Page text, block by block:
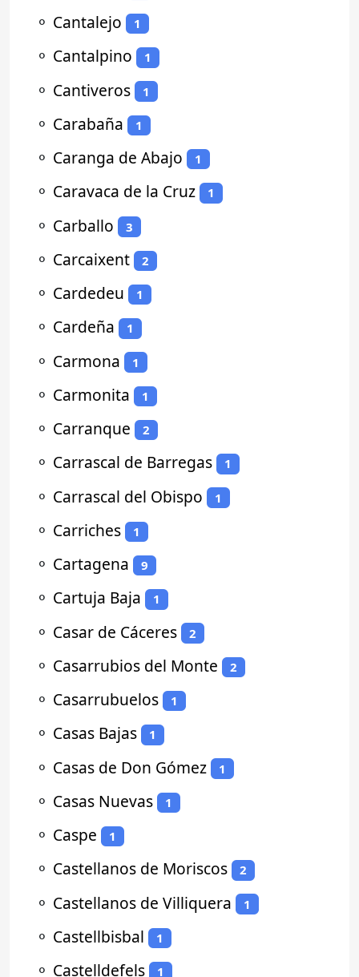
⚬ Cantalejo 1
⚬ Cantalpino 1
⚬ Cantiveros 1
⚬ Carabaña 1
⚬ Caranga de Abajo 1
⚬ Caravaca de la Cruz 1
⚬ Carballo 3
⚬ Carcaixent 2
⚬ Cardedeu 1
⚬ Cardeña 1
⚬ Carmona 1
⚬ Carmonita 1
⚬ Carranque 2
⚬ Carrascal de Barregas 1
⚬ Carrascal del Obispo 1
⚬ Carriches 1
⚬ Cartagena 9
⚬ Cartuja Baja 1
⚬ Casar de Cáceres 2
⚬ Casarrubios del Monte 2
⚬ Casarrubuelos 1
⚬ Casas Bajas 1
⚬ Casas de Don Gómez 1
⚬ Casas Nuevas 1
⚬ Caspe 1
⚬ Castellanos de Moriscos 2
⚬ Castellanos de Villiquera 1
⚬ Castellbisbal 1
⚬ Castelldefels 1